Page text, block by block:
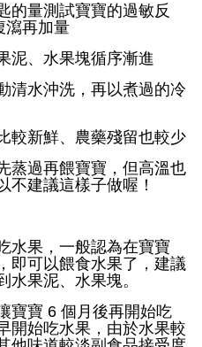
的量測試寶寶的過敏反
瀉再加量
泥、水果塊循序漸進
清水沖洗，再以煮過的冷
較新鮮、農藥殘留也較少
蒸過再餵寶寶，但高溫也
不建議這樣子做喔！
水果，一般認為在寶寶
即可以餵食水果了，建議
水果泥、水果塊。
寶寶 6 個月後再開始吃
開始吃水果，由於水果較